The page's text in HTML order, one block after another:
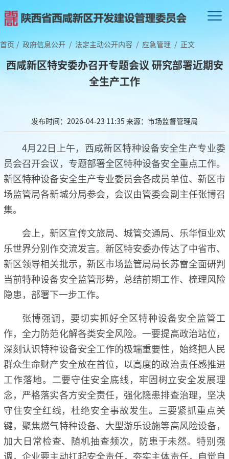
首页 / 政府信息公开 / 法定主动公开内容 / 应急管理 / 正文
西咸新区特安委办召开专题会议 研究部署近期安
全生产工作
发布时间：2026-04-23 11:35 来源：市场监督管理局
4月22日上午，西咸新区特种设备安全生产专业委
员会召开会议，专题部署全区特种设备安全重点工作。
新区特种设备安全生产专业委员会各成员单位、新区市
场监管局各新城分局参会，会议由管委会副主任张博召
集。
会上，新区宣传文旅局、城管交通局、乐华恒业欢
乐世界分别作交流发言。新区特安委办传达了中省市、
新区领导相关批示，新区市场监管局局长苏雷全面研判
当前特种设备安全监管形势，总结前期工作、梳理风险
隐患，部署下一步工作。
张博强调，要切实抓好全区特种设备安全监管工
作，全力防范化解各类安全风险。一要提高政治站位，
深刻认识特种设备安全工作的极端重要性，始终把人民
群众生命财产安全放在首位，以高度的政治责任感推进
工作落地。二要守住安全底线，牢固树立安全发展理
念，严格落实各方安全责任，强化隐患排查治理，坚决
守住安全红线，杜绝安全事故发生。三要紧抓重点关
键，聚焦燃气特种设备、大型游乐设施等高风险设备，
加大日常检查、随机抽查频次，防患于未然。特别强
调，企业要主动扛起安全责任，夯实主体责任，自觉自